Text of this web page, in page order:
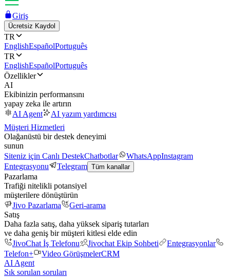
Giriş
Ücretsiz Kaydol
TR
EnglishEspañolPortuguês
TR
EnglishEspañolPortuguês
Özellikler
AI
Ekibinizin performansını
yapay zeka ile artırın
AI Agent
AI yazım yardımcısı
Müşteri Hizmetleri
Olağanüstü bir destek deneyimi
sunun
Siteniz için Canlı DestekChatbotlar WhatsAppInstagram
Entegrasyonu
Telegram Tüm kanallar
Pazarlama
Trafiği nitelikli potansiyel
müşterilere dönüştürün
Jivo Pazarlama
Geri-arama
Satış
Daha fazla satış, daha yüksek sipariş tutarları
ve daha geniş bir müşteri kitlesi elde edin
JivoChat İş Telefonu
Jivochat Ekip Sohbeti
Entegrasyonlar
Telefon+
Video GörüşmelerCRM
AI Agent
Sık sorulan soruları